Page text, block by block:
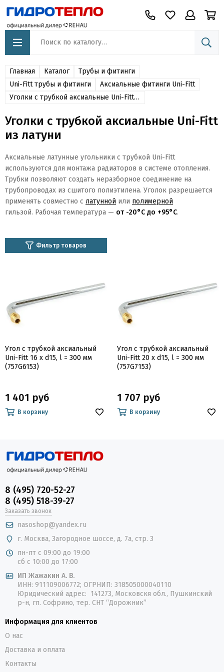
Главная Каталог
Трубы и фитинги
Uni-Fitt трубы и фитинги
Аксиальные фитинги Uni-Fitt
Уголки с трубкой аксиальные Uni-Fitt из латуни
Уголки с трубкой аксиальные Uni-Fitt
из латуни
Аксиальные латунные угольники с трубкой Uni-Fitt
используются для монтажа радиаторов в системе отопления.
Трубки позволяют создать неразборное соединение на
трубопроводах из сшитого полиэтилена. Уголок разрешается
применять совместно с латунной или полимерной
гильзой. Рабочая температура — от -20°C до +95°C.
Фильтр товаров
Угол с трубкой аксиальный
Uni-Fitt 16 x d15, l = 300 мм
(757G6153)
1 401 руб
В корзину
Угол с трубкой аксиальный
Uni-Fitt 20 x d15, l = 300 мм
(757G7153)
1 707 руб
В корзину
8 (495) 720-52-27
8 (495) 518-39-27
Заказать звонок
nasoshop@yandex.ru
г. Москва, Загородное шоссе, д. 7а, стр. 3
пн-пт с 09:00 до 19:00
сб с 10:00 до 17:00
ИП Жажакин А. В.
ИНН: 911109006772; ОГРНИП: 318505000040110
Юридический адрес: 141273, Московскя обл., Пушкинский
р-н, гп. Софрино, тер. СНТ “Дорожник”
Информация для клиентов
О нас
Доставка и оплата
Контакты